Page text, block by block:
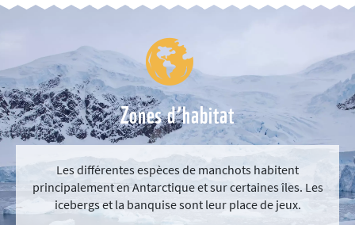
Zones d’habitat
Les différentes espèces de manchots habitent
principalement en Antarctique et sur certaines îles. Les
icebergs et la banquise sont leur place de jeux.